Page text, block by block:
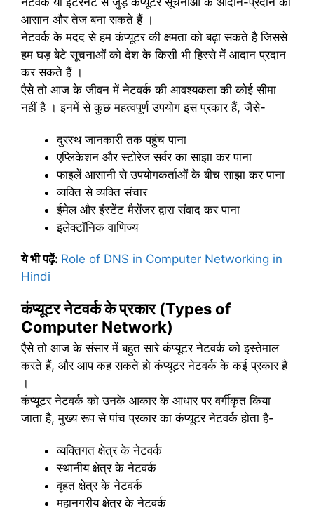
आसान और तेज बना सकते हैं ।
नेटवर्क के मदद से हम कंप्यूटर की क्षमता को बढ़ा सकते है जिससे
हम घड़ बेटे सूचनाओं को देश के किसी भी हिस्से में आदान प्रदान
कर सकते हैं ।
एैसे तो आज के जीवन में नेटवर्क की आवश्यकता की कोई सीमा
नहीं है । इनमें से कुछ महत्वपूर्ण उपयोग इस प्रकार हैं, जैसे-
दुरस्थ जानकारी तक पहुंच पाना
एप्लिकेशन और स्टोरेज सर्वर का साझा कर पाना
फाइलें आसानी से उपयोगकर्ताओं के बीच साझा कर पाना
व्यक्ति से व्यक्ति संचार
ईमेल और इंस्टेंट मैसेंजर द्वारा संवाद कर पाना
इलेक्टॉनिक वाणिज्य
ये भी पढ़ें: Role of DNS in Computer Networking in
Hindi
कंप्यूटर नेटवर्क के प्रकार (Types of
Computer Network)
एैसे तो आज के संसार में बहुत सारे कंप्यूटर नेटवर्क को इस्तेमाल
करते हैं, और आप कह सकते हो कंप्यूटर नेटवर्क के कई प्रकार है
।
कंप्यूटर नेटवर्क को उनके आकार के आधार पर वर्गीकृत किया
जाता है, मुख्य रूप से पांच प्रकार का कंप्यूटर नेटवर्क होता है-
व्यक्तिगत क्षेत्र के नेटवर्क
स्थानीय क्षेत्र के नेटवर्क
वृहत क्षेत्र के नेटवर्क
महानगरीय क्षेत्र के नेटवर्क